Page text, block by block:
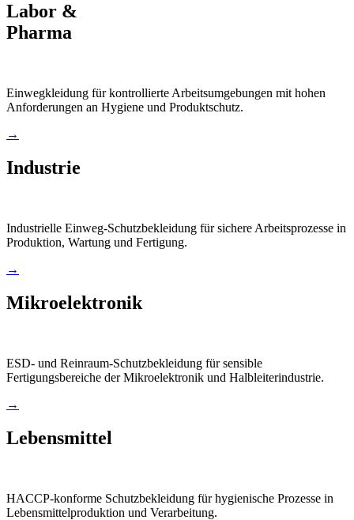
Labor &
Pharma
Einwegkleidung für kontrollierte Arbeitsumgebungen mit hohen
Anforderungen an Hygiene und Produktschutz.
→
Industrie
Industrielle Einweg-Schutzbekleidung für sichere Arbeitsprozesse in
Produktion, Wartung und Fertigung.
→
Mikroelektronik
ESD- und Reinraum-Schutzbekleidung für sensible
Fertigungsbereiche der Mikroelektronik und Halbleiterindustrie.
→
Lebensmittel
HACCP-konforme Schutzbekleidung für hygienische Prozesse in
Lebensmittelproduktion und Verarbeitung.